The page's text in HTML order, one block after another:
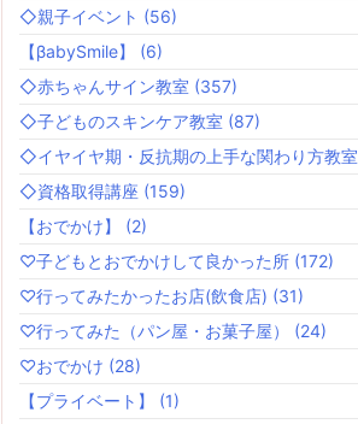
◇親子イベント (56)
【βabySmile】 (6)
◇赤ちゃんサイン教室 (357)
◇子どものスキンケア教室 (87)
◇イヤイヤ期・反抗期の上手な関わり方教室
◇資格取得講座 (159)
【おでかけ】 (2)
♡子どもとおでかけして良かった所 (172)
♡行ってみたかったお店(飲食店) (31)
♡行ってみた（パン屋・お菓子屋） (24)
♡おでかけ (28)
【プライベート】 (1)